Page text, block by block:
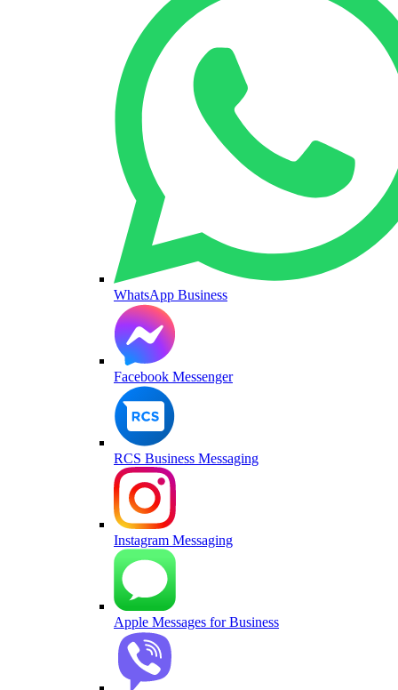
WhatsApp Business
Facebook Messenger
RCS Business Messaging
Instagram Messaging
Apple Messages for Business